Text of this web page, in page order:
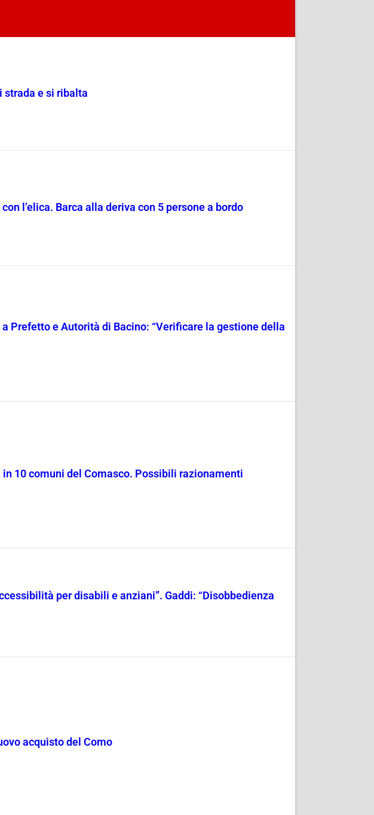
strada e si ribalta
l’elica. Barca alla deriva con 5 persone a bordo
Prefetto e Autorità di Bacino: “Verificare la gestione della
10 comuni del Comasco. Possibili razionamenti
per disabili e anziani”. Gaddi: “Disobbedienza
acquisto del Como